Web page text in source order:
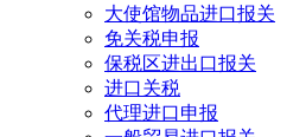
大使馆物品进口报关
免关税申报
保税区进出口报关
进口关税
代理进口申报